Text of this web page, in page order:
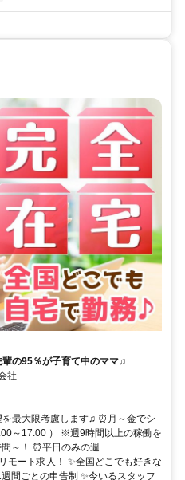
の95％が子育て中のママ♫
社
最大限考慮します♫ ⏰月～金でシ
～17:00 ） ※週9時間以上の稼働を
～！ ⏰平日のみの週...
モート求人！ ✨全国どこでも好きな
間ごとの申告制 ✨今いるスタッフ